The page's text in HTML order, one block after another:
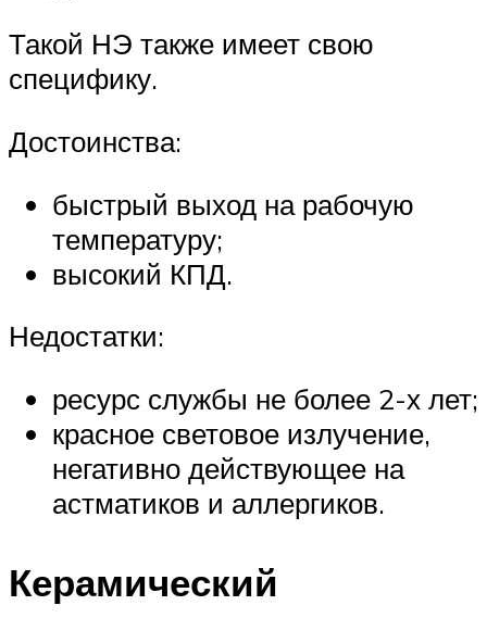
Такой НЭ также имеет свою
специфику.
Достоинства:
быстрый выход на рабочую
температуру;
высокий КПД.
Недостатки:
ресурс службы не более 2-х лет;
красное световое излучение,
негативно действующее на
астматиков и аллергиков.
Керамический